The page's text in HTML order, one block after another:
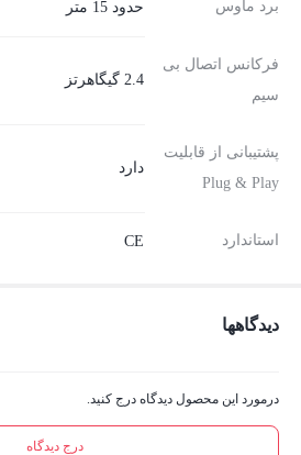
برد ماوس حدود 15 متر
فرکانس اتصال بی
سیم
2.4 گیگاهرتز
پشتیبانی از قابلیت
Plug & Play
دارد
استاندارد CE
دیدگاهها
درمورد این محصول دیدگاه درج کنید.
درج دیدگاه